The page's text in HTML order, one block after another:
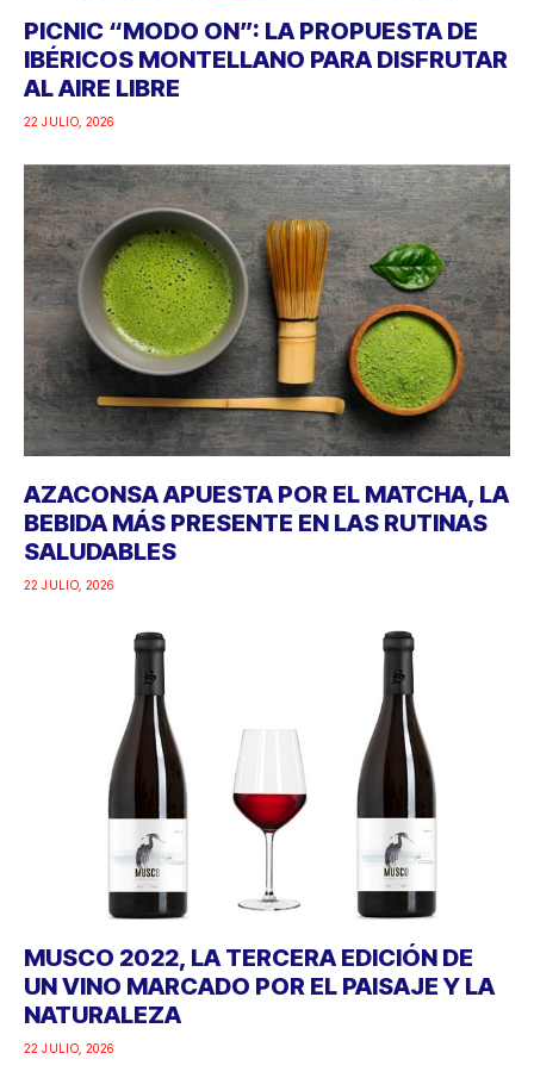
PICNIC “MODO ON”: LA PROPUESTA DE
IBÉRICOS MONTELLANO PARA DISFRUTAR
AL AIRE LIBRE
22 JULIO, 2026
AZACONSA APUESTA POR EL MATCHA, LA
BEBIDA MÁS PRESENTE EN LAS RUTINAS
SALUDABLES
22 JULIO, 2026
MUSCO 2022, LA TERCERA EDICIÓN DE
UN VINO MARCADO POR EL PAISAJE Y LA
NATURALEZA
22 JULIO, 2026